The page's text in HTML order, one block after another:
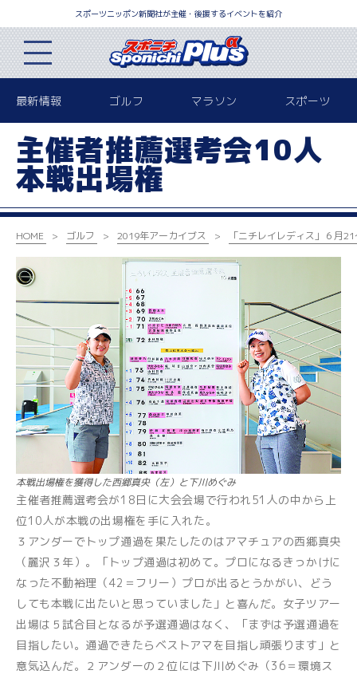
スポーツニッポン新聞社が主催・後援するイベントを紹介
最新情報 ゴルフ マラソン スポーツ
主催者推薦選考会10人
本戦出場権
HOME ゴルフ 2019年アーカイブス 「ニチレイレディス」６月
本戦出場権を獲得した西郷真央（左）と下川めぐみ
主催者推薦選考会が18日に大会会場で行われ51人の中から上
位10人が本戦の出場権を手に入れた。
３アンダーでトップ通過を果たしたのはアマチュアの西郷真央
（麗沢３年）。「トップ通過は初めて。プロになるきっかけに
なった不動裕理（42＝フリー）プロが出るとうかがい、どう
しても本戦に出たいと思っていました」と喜んだ。女子ツアー
出場は５試合目となるが予選通過はなく、「まずは予選通過を
目指したい。通過できたらベストアマを目指し頑張ります」と
意気込んだ。２アンダーの２位には下川めぐみ（36＝環境ス